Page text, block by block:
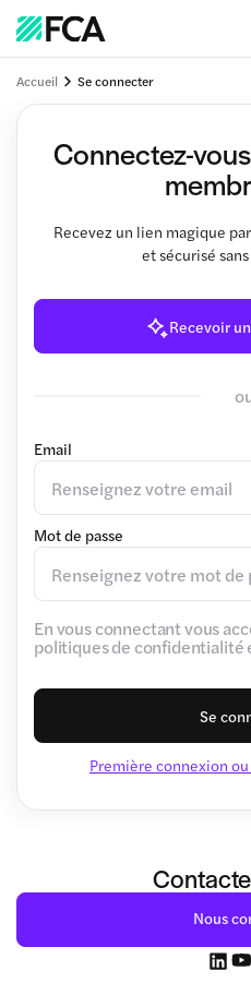
Accueil Se connecter
Connectez-
Recevez un lien magique
et sécurisé
Recevoir
Email
Mot de passe
En vous connectant vous
politiques de confidentialité
Se
Première connexion
Nous